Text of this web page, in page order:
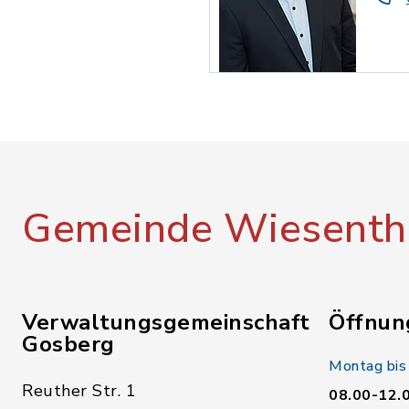
Gemeinde
Verwaltungsgemeinschaft
Gosberg
Reuther Str. 1
Montag
08.00-